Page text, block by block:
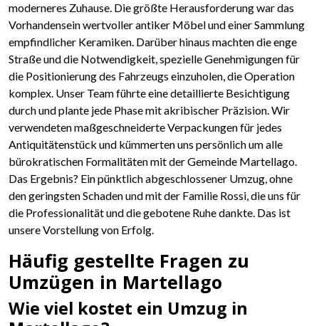
moderneres Zuhause. Die größte Herausforderung war das
Vorhandensein wertvoller antiker Möbel und einer Sammlung
empfindlicher Keramiken. Darüber hinaus machten die enge
Straße und die Notwendigkeit, spezielle Genehmigungen für
die Positionierung des Fahrzeugs einzuholen, die Operation
komplex. Unser Team führte eine detaillierte Besichtigung
durch und plante jede Phase mit akribischer Präzision. Wir
verwendeten maßgeschneiderte Verpackungen für jedes
Antiquitätenstück und kümmerten uns persönlich um alle
bürokratischen Formalitäten mit der Gemeinde Martellago.
Das Ergebnis? Ein pünktlich abgeschlossener Umzug, ohne
den geringsten Schaden und mit der Familie Rossi, die uns für
die Professionalität und die gebotene Ruhe dankte. Das ist
unsere Vorstellung von Erfolg.
Häufig gestellte Fragen zu
Umzügen in Martellago
Wie viel kostet ein Umzug in